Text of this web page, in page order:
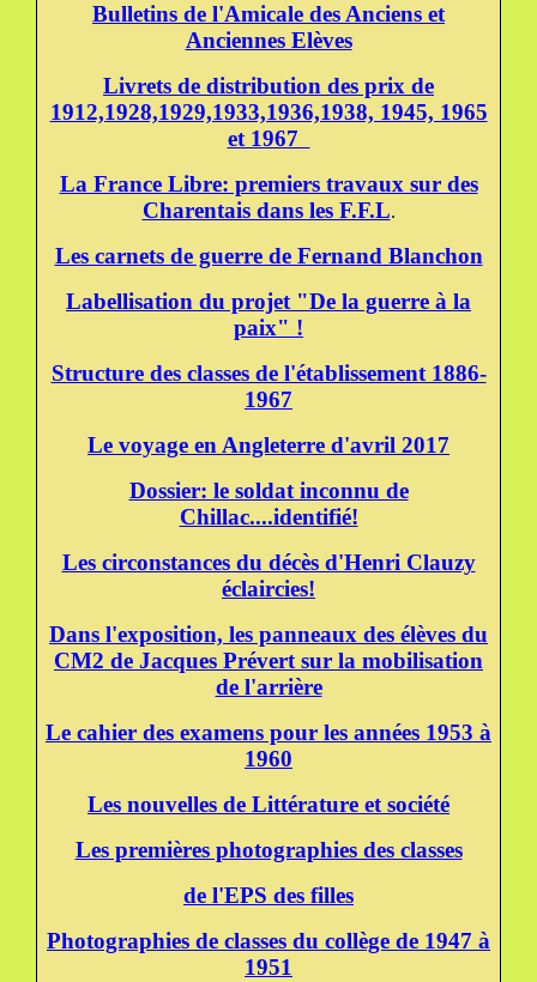
Bulletins de l'Amicale des Anciens et
Anciennes Elèves
Livrets de distribution des prix de
1912,1928,1929,1933,1936,1938, 1945, 1965
et 1967
La France Libre: premiers travaux sur des
Charentais dans les F.F.L.
Les carnets de guerre de Fernand Blanchon
Labellisation du projet "De la guerre à la
paix" !
Structure des classes de l'établissement 1886-
1967
Le voyage en Angleterre d'avril 2017
Dossier: le soldat inconnu de
Chillac....identifié!
Les circonstances du décès d'Henri Clauzy
éclaircies!
Dans l'exposition, les panneaux des élèves du
CM2 de Jacques Prévert sur la mobilisation
de l'arrière
Le cahier des examens pour les années 1953 à
1960
Les nouvelles de Littérature et société
Les premières photographies des classes
de l'EPS des filles
Photographies de classes du collège de 1947 à
1951